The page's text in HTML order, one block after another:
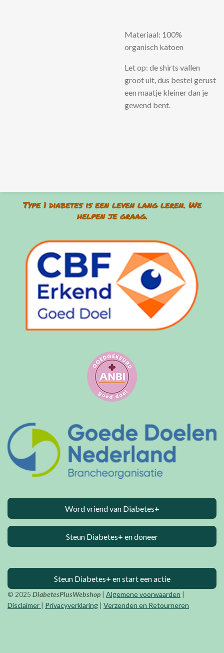
Materiaal: 100%
organisch katoen
Let op: de shirts vallen
groot uit, dus bestel gerust
een maatje kleiner dan je
gewend bent.
Type 1 diabetes is een leven lang leren. We
helpen je graag.
Word vriend van Diabetes+
Steun Diabetes+ en doneer
Steun Diabetes+ en start een actie
© 2025 DiabetesPlusWebshop | Algemene voorwaarden |
Disclaimer | Privacyverklaring | Verzenden en Retourneren